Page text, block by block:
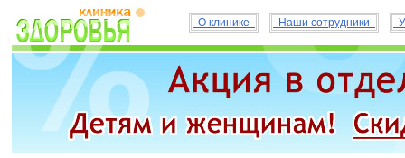
О клинике Наши сотрудники